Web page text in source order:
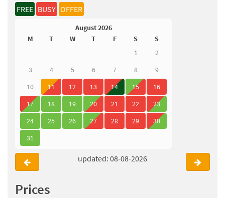
FREE BUSY OFFER
August 2026
M
T W T F S
S
1
2
3
4 5 6 7 8
9
10
11 12 13 14 15
16
17
18 19 20 21 22
23
24
25 26 27 28 29
30
31
updated: 08-08-2026
Prices